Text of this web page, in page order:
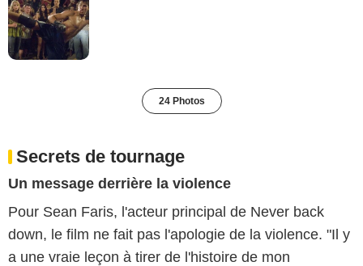
24 Photos
Secrets de tournage
Un message derrière la violence
Pour Sean Faris, l'acteur principal de Never back
down, le film ne fait pas l'apologie de la violence. "Il y
a une vraie leçon à tirer de l'histoire de mon